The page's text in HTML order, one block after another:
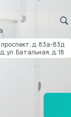
д. 83а-83д
ул. Батальная, д. 18